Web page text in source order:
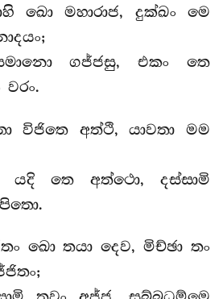
ඛො මහාරාජ, දුක්ඛං මෙ
ගජ්ජසු, එකං තෙ
වරං.
විජිතෙ අත්ථි, යාවතා මම
යදි තෙ අත්ථො, දස්සාමි
ඛො තයා දෙව, මිච්ඡා තං